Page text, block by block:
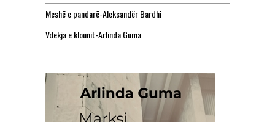
Meshë e pandarë-Aleksandër Bardhi
Vdekja e klounit-Arlinda Guma